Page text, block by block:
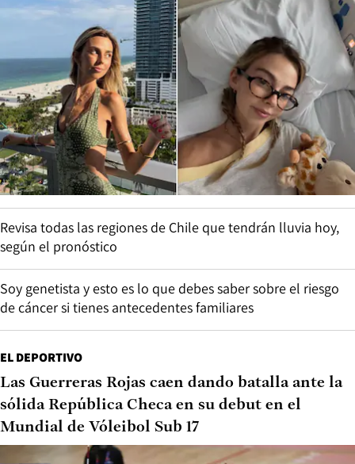
Revisa todas las regiones de Chile que tendrán lluvia hoy,
según el pronóstico
Soy genetista y esto es lo que debes saber sobre el riesgo
de cáncer si tienes antecedentes familiares
EL DEPORTIVO
Las Guerreras Rojas caen dando batalla ante la
sólida República Checa en su debut en el
Mundial de Vóleibol Sub 17